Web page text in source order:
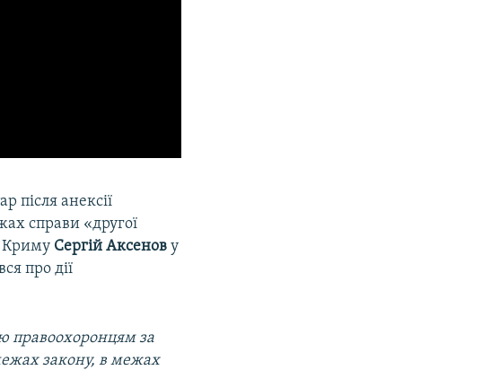
після анексії
справи «другої
Криму Сергій Аксенов у
про дії
правоохоронцям за
закону, в межах